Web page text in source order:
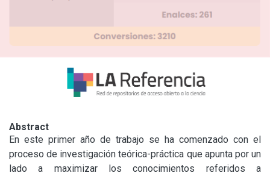
Abstract
En este primer año de trabajo se ha comenzado con el
proceso de investigación teórica-práctica que apunta por un
lado a maximizar los conocimientos referidos a